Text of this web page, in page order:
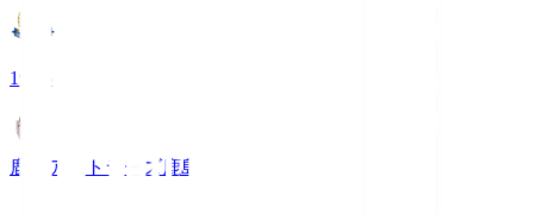
19:25
鹿島アントラーズ鹿島